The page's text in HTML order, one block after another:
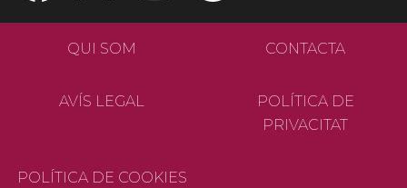
QUI SOM CONTACTA
AVÍS LEGAL
POLÍTICA DE
PRIVACITAT
POLÍTICA DE COOKIES